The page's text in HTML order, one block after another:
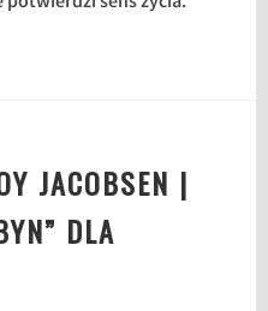
JACOBSEN |
DLA